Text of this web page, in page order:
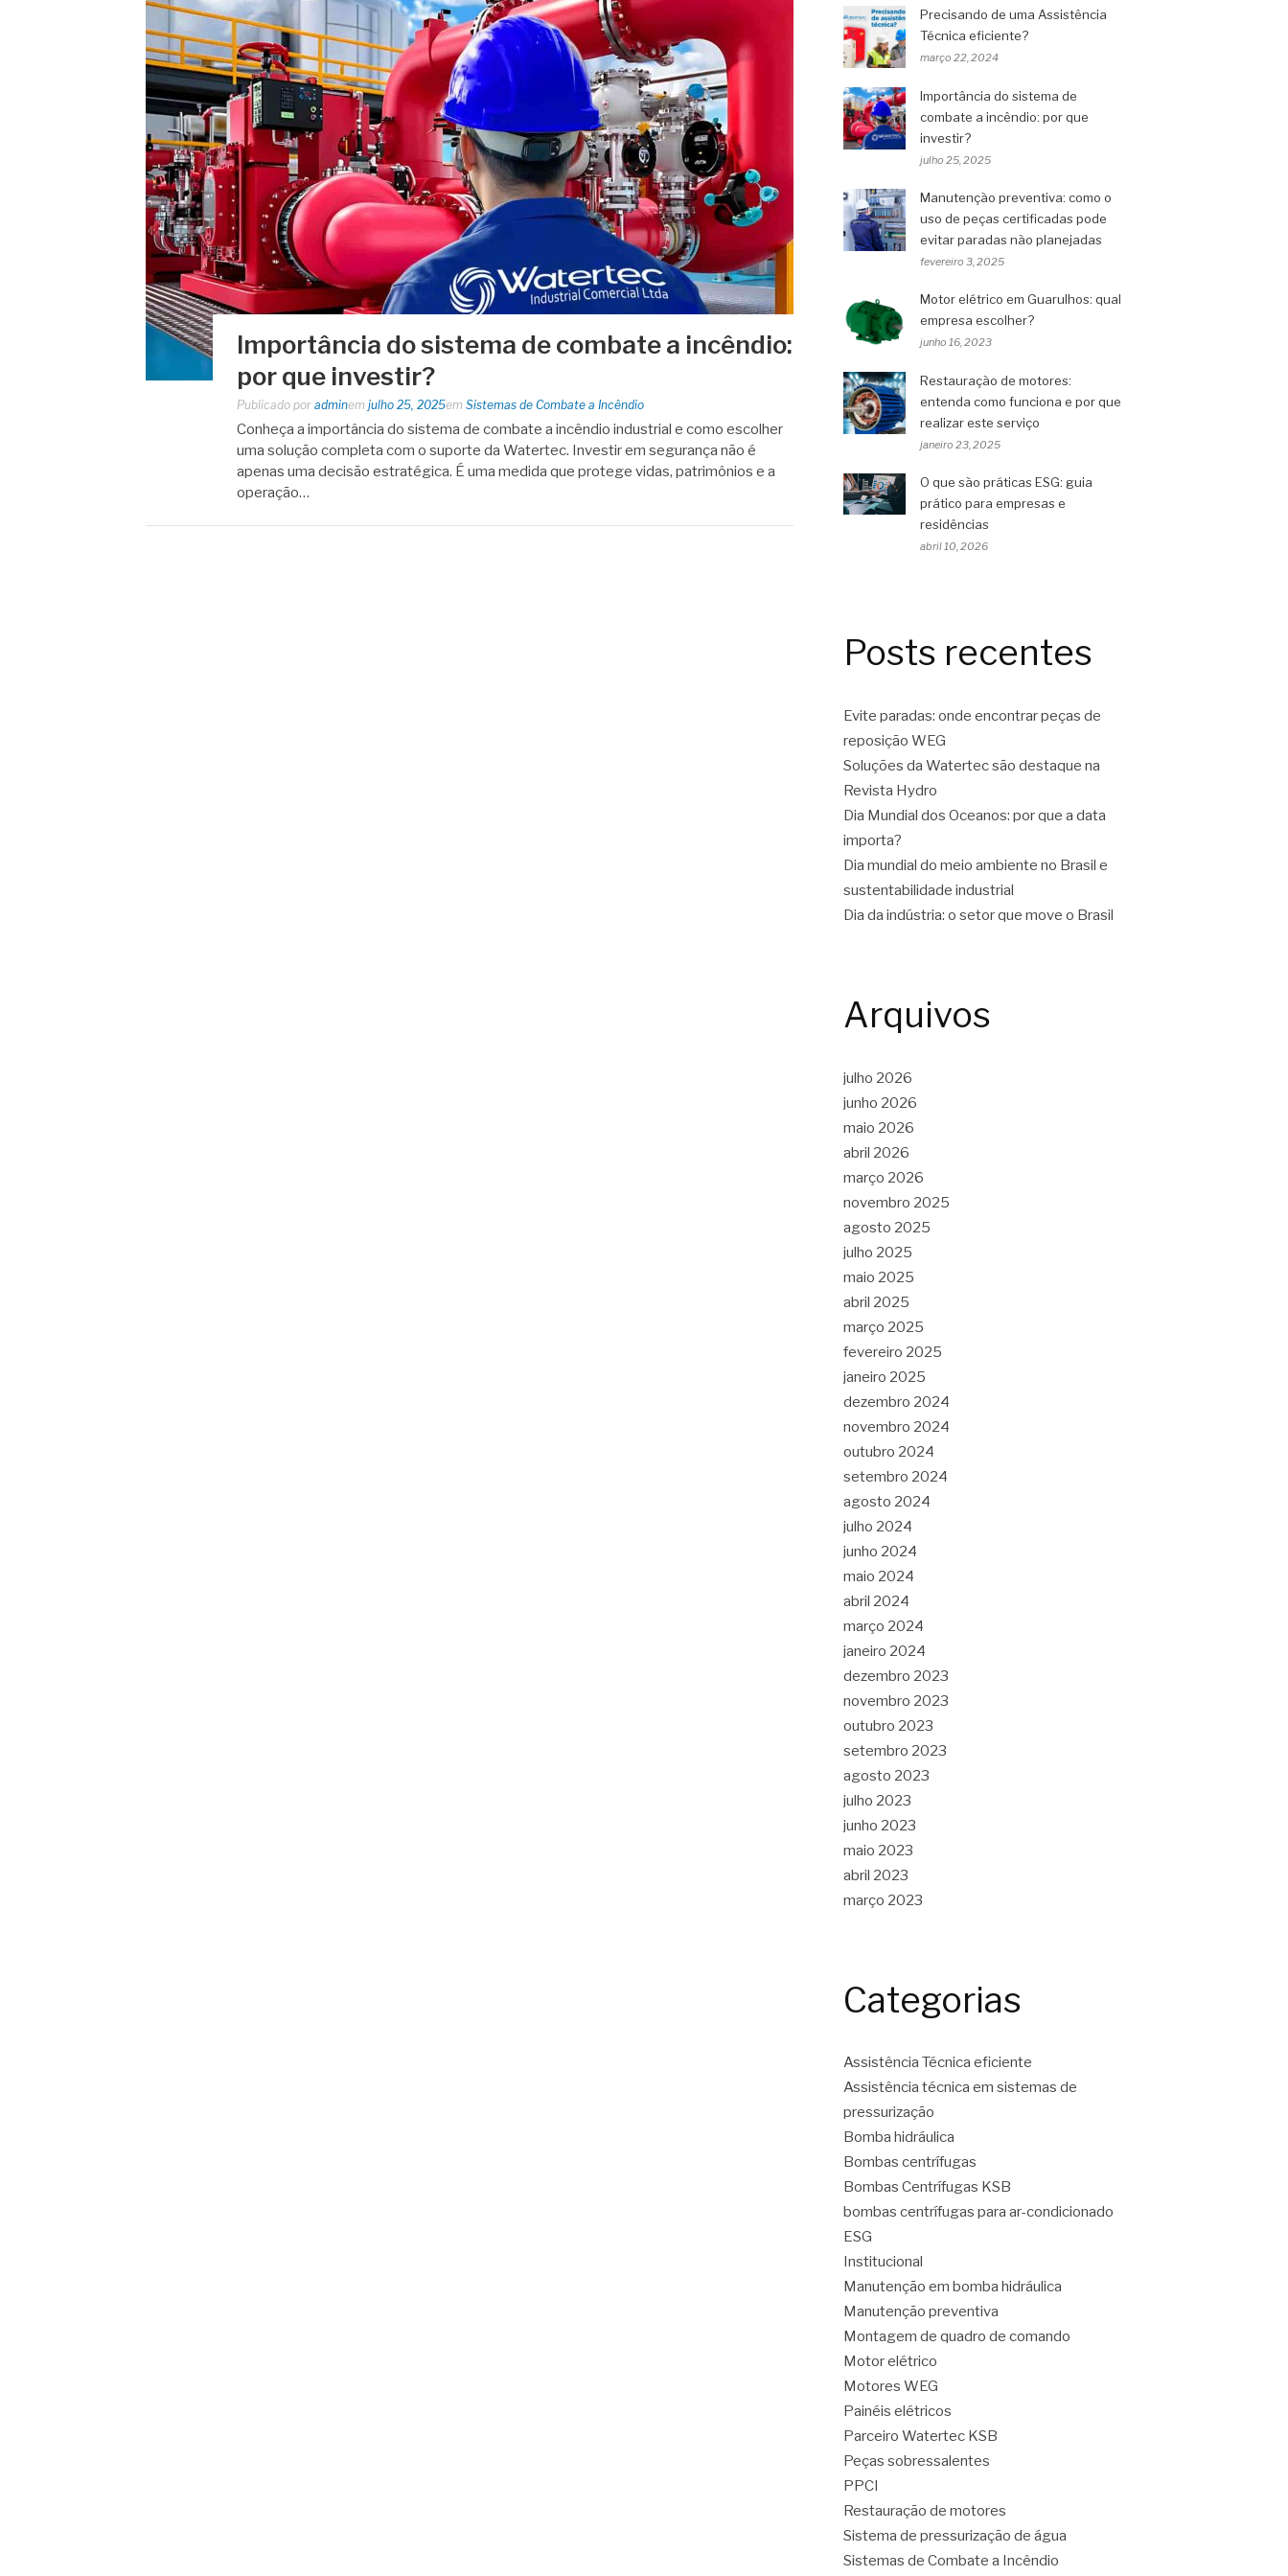
Importância do sistema de combate a incêndio:
por que investir?
Publicado por adminem julho 25, 2025em Sistemas de Combate a Incêndio
Conheça a importância do sistema de combate a incêndio industrial e como escolher
uma solução completa com o suporte da Watertec. Investir em segurança não é
apenas uma decisão estratégica. É uma medida que protege vidas, patrimônios e a
operação…
Precisando de uma Assistência
Técnica eficiente?
março 22, 2024
Importância do sistema de
combate a incêndio: por que
investir?
julho 25, 2025
Manutenção preventiva: como o
uso de peças certificadas pode
evitar paradas não planejadas
fevereiro 3, 2025
Motor elétrico em Guarulhos: qual
empresa escolher?
junho 16, 2023
Restauração de motores:
entenda como funciona e por que
realizar este serviço
janeiro 23, 2025
O que são práticas ESG: guia
prático para empresas e
residências
abril 10, 2026
Posts recentes
Evite paradas: onde encontrar peças de
reposição WEG
Soluções da Watertec são destaque na
Revista Hydro
Dia Mundial dos Oceanos: por que a data
importa?
Dia mundial do meio ambiente no Brasil e
sustentabilidade industrial
Dia da indústria: o setor que move o Brasil
Arquivos
julho 2026
junho 2026
maio 2026
abril 2026
março 2026
novembro 2025
agosto 2025
julho 2025
maio 2025
abril 2025
março 2025
fevereiro 2025
janeiro 2025
dezembro 2024
novembro 2024
outubro 2024
setembro 2024
agosto 2024
julho 2024
junho 2024
maio 2024
abril 2024
março 2024
janeiro 2024
dezembro 2023
novembro 2023
outubro 2023
setembro 2023
agosto 2023
julho 2023
junho 2023
maio 2023
abril 2023
março 2023
Categorias
Assistência Técnica eficiente
Assistência técnica em sistemas de
pressurização
Bomba hidráulica
Bombas centrífugas
Bombas Centrífugas KSB
bombas centrífugas para ar-condicionado
ESG
Institucional
Manutenção em bomba hidráulica
Manutenção preventiva
Montagem de quadro de comando
Motor elétrico
Motores WEG
Painéis elétricos
Parceiro Watertec KSB
Peças sobressalentes
PPCI
Restauração de motores
Sistema de pressurização de água
Sistemas de Combate a Incêndio